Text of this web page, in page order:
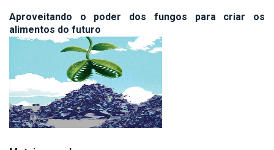
Aproveitando o poder dos fungos para criar os
alimentos do futuro